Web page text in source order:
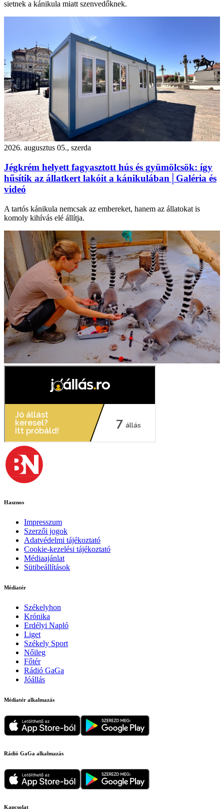
sietnek a kánikula miatt szenvedőknek.
2026. augusztus 05., szerda
Jégkrém helyett fagyasztott hús és gyümölcsök: így
hűsítik az állatkert lakóit a kánikulában│Galéria és
videó
A tartós kánikula nemcsak az embereket, hanem az állatokat is
komoly kihívás elé állítja.
Hasznos
Impresszum
Szerzői jogok
Adatvédelmi tájékoztató
Cookie-kezelési tájékoztató
Médiaajánlat
Sütibeállítások
Médiatér
Székelyhon
Krónika
Erdélyi Napló
Liget
Székely Sport
Nőileg
Főtér
Rádió GaGa
Jóállás
Médiatér alkalmazás
Rádió GaGa alkalmazás
Kapcsolat